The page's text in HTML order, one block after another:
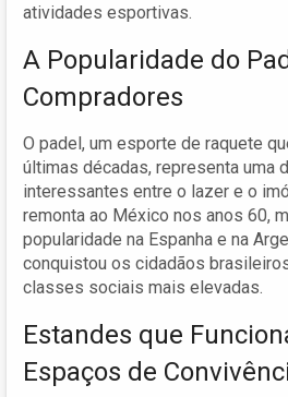
atividades esportivas.
A Popularidade do
Compradores
O padel, um esporte de raquete
últimas décadas, representa uma
interessantes entre o lazer e o
remonta ao México nos anos 60,
popularidade na Espanha e na
conquistou os cidadãos
classes sociais mais elevadas.
Estandes que
Espaços de